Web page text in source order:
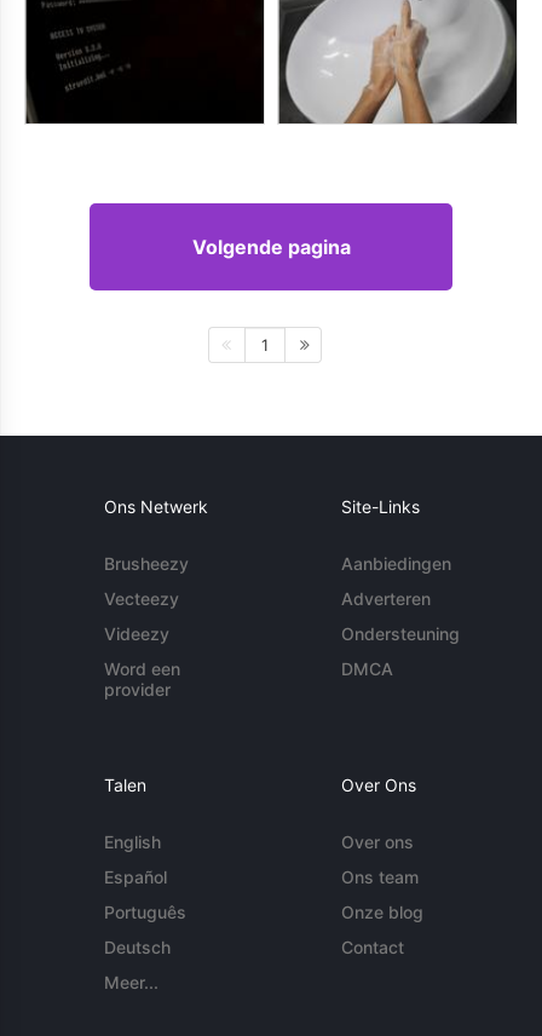
Volgende pagina
1
Ons Netwerk
Brusheezy
Vecteezy
Videezy
Word een
provider
Site-Links
Aanbiedingen
Adverteren
Ondersteuning
DMCA
Talen
English
Español
Português
Deutsch
Meer...
Over Ons
Over ons
Ons team
Onze blog
Contact